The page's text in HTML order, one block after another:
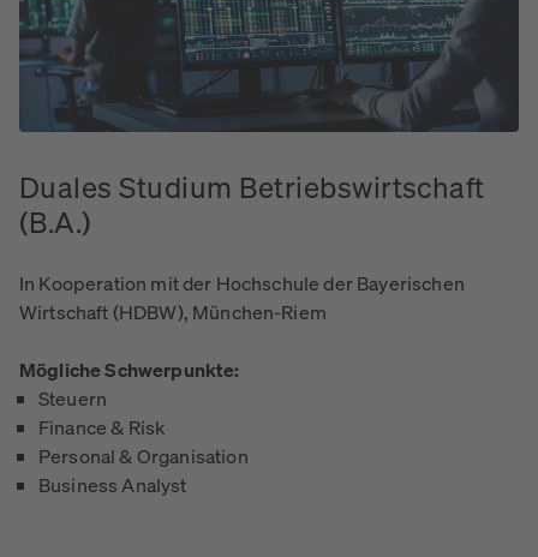
Duales Studium Betriebswirtschaft
(B.A.)
In Kooperation mit der Hochschule der Bayerischen
Wirtschaft (HDBW), München-Riem
Mögliche Schwerpunkte:
Steuern
Finance & Risk
Personal & Organisation
Business Analyst